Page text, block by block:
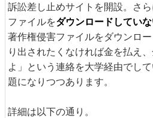
訴訟差し止めサイトを開設。さ
ファイルをダウンロードしてい
著作権侵害ファイルをダウンロ
り出されたくなければ金を払え
よ」という連絡を大学経由でし
題になりつつあります。
詳細は以下の通り。